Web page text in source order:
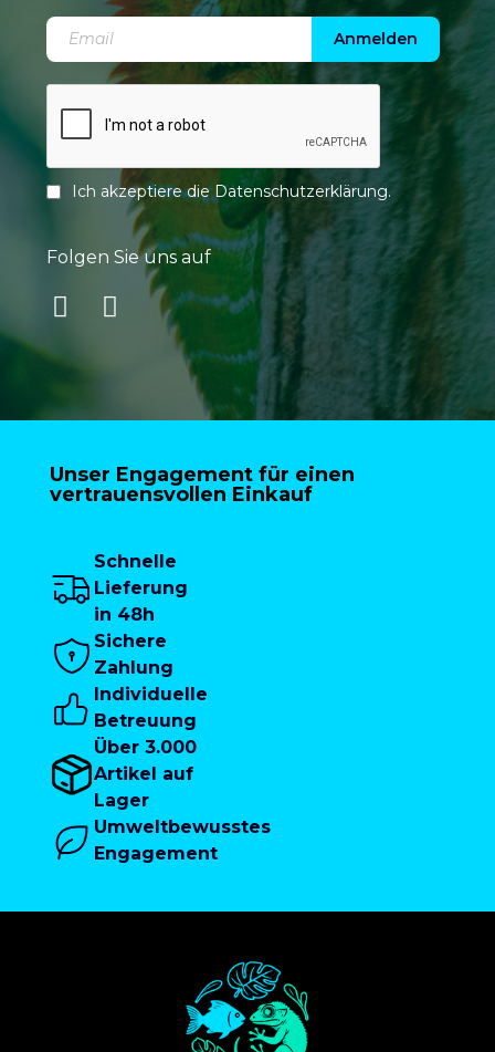
Anmelden
Ich akzeptiere dieDatenschutzerklärung.
Folgen Sie uns auf
Unser Engagement für einen
vertrauensvollen Einkauf
Schnelle
Lieferung
in 48h
Sichere
Zahlung
Individuelle
Betreuung
Über 3.000
Artikel auf
Lager
Umweltbewusstes
Engagement